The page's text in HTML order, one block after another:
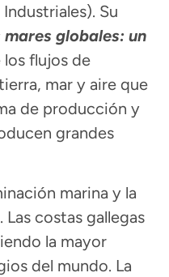
Su
globales: un
flujos de
mar y aire que
de producción y
grandes
marina y la
costas gallegas
la mayor
del mundo. La